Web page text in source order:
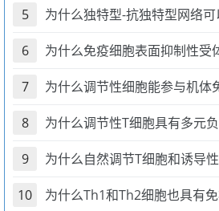
5 为什么独特型-抗独特型网络可
6 为什么免疫细胞表面抑制性受
7 为什么调节性细胞能参与机体
8 为什么调节性T细胞具有多元
9 为什么自然调节T细胞和诱导
10 为什么Th1和Th2细胞也具有免